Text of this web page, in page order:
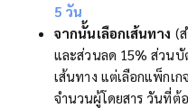
5 วัน
จากนั้นเลือกเส้นทาง (
และส่วนลด 15% ส่วนบั
เส้นทาง แต่เลือกแพ็กเ
จำนวนผู้โดยสาร วันที่ต้